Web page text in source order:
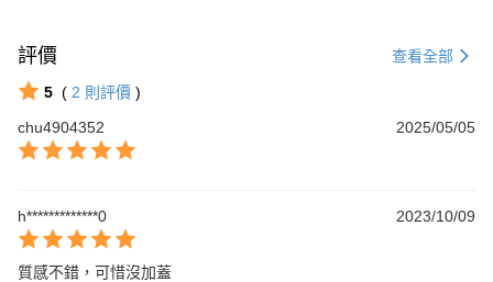
評價 查看全部
5 ( 2 則評價 )
chu4904352
2025/05/05
h*************0 2023/10/09
質感不錯，可惜沒加蓋